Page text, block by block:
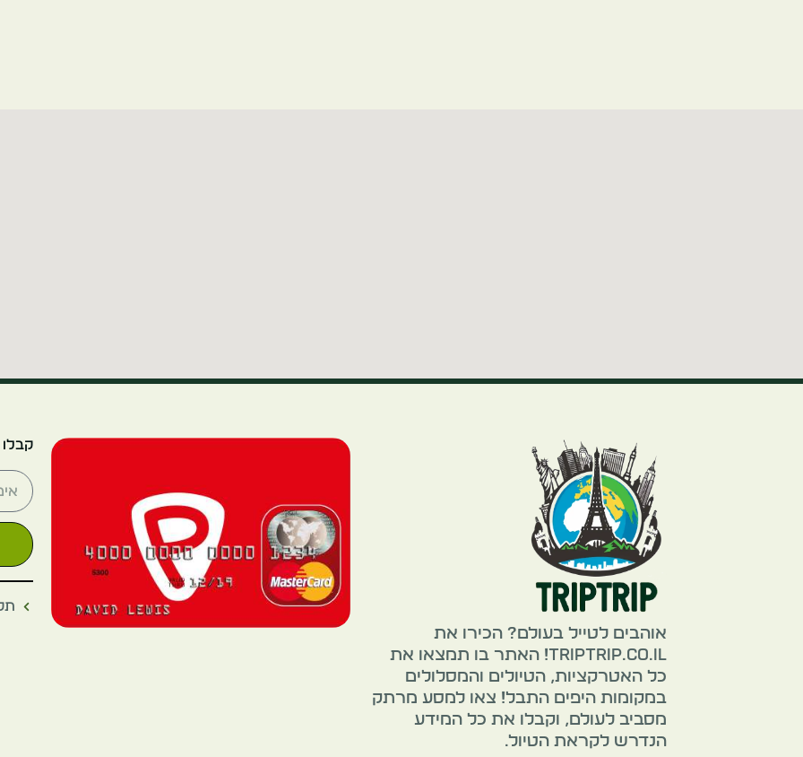
אוהבים לטייל בעולם? הכירו את
TripTrip.co.il! האתר בו תמצאו את
כל האטרקציות, הטיולים והמסלולים
במקומות היפים התבל! צאו למסע מרתק
מסביב לעולם, וקבלו את כל המידע
הנדרש לקראת הטיול.